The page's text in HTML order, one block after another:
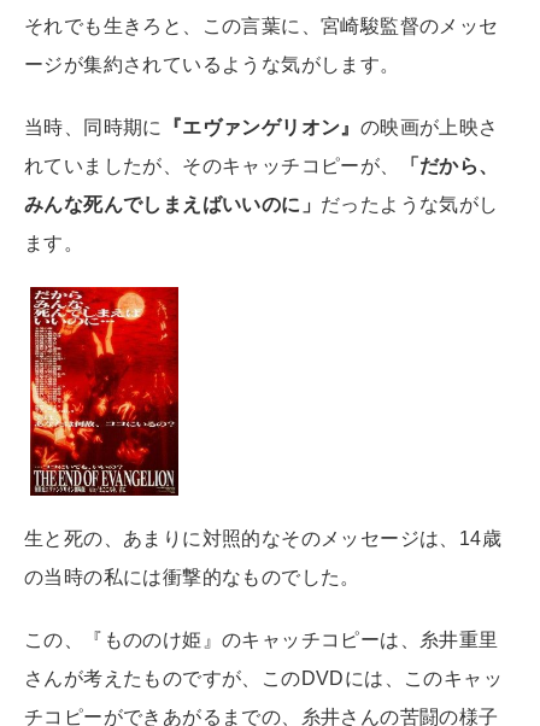
それでも生きろと、この言葉に、宮崎駿監督のメッセ
ージが集約されているような気がします。
当時、同時期に 『エヴァンゲリオン』 の映画が上映さ
れていましたが、そのキャッチコピーが、
「だから、
みんな死んでしまえばいいのに」 だったような気がし
ます。
生と死の、あまりに対照的なそのメッセージは、14歳
の当時の私には衝撃的なものでした。
この、『もののけ姫』のキャッチコピーは、糸井重里
さんが考えたものですが、このDVDには、このキャッ
チコピーができあがるまでの、糸井さんの苦闘の様子